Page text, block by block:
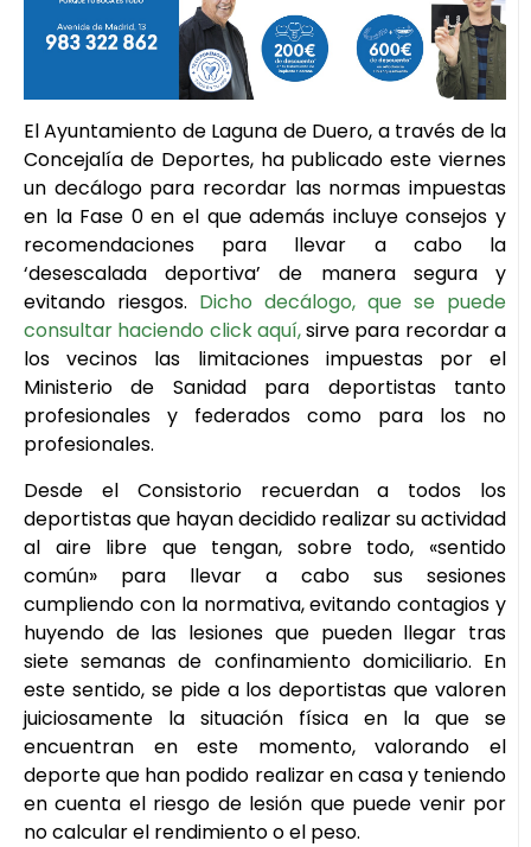
El Ayuntamiento de Laguna de Duero, a través de la
Concejalía de Deportes, ha publicado este viernes
un decálogo para recordar las normas impuestas
en la Fase 0 en el que además incluye consejos y
recomendaciones para llevar a cabo la
‘desescalada deportiva’ de manera segura y
evitando riesgos. Dicho decálogo, que se puede
consultar haciendo click aquí,sirve para recordar a
los vecinos las limitaciones impuestas por el
Ministerio de Sanidad para deportistas tanto
profesionales y federados como para los no
profesionales.
Desde el Consistorio recuerdan a todos los
deportistas que hayan decidido realizar su actividad
al aire libre que tengan, sobre todo, «sentido
común» para llevar a cabo sus sesiones
cumpliendo con la normativa, evitando contagios y
huyendo de las lesiones que pueden llegar tras
siete semanas de confinamiento domiciliario. En
este sentido, se pide a los deportistas que valoren
juiciosamente la situación física en la que se
encuentran en este momento, valorando el
deporte que han podido realizar en casa y teniendo
en cuenta el riesgo de lesión que puede venir por
no calcular el rendimiento o el peso.